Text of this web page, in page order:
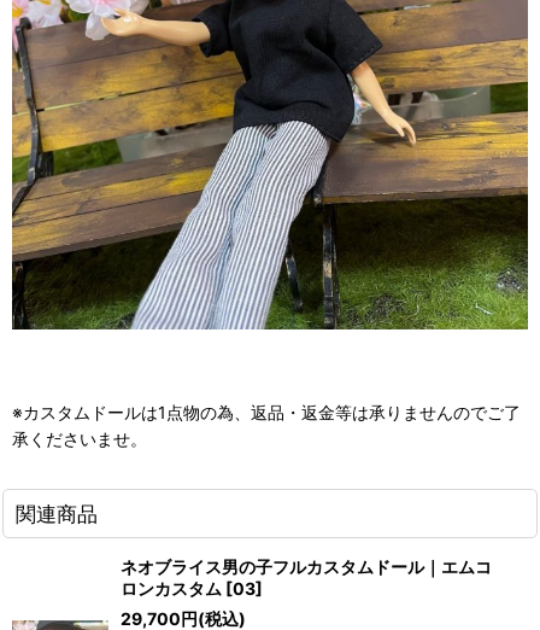
※カスタムドールは1点物の為、返品・返金等は承りませんのでご了
承くださいませ。
関連商品
ネオブライス男の子フルカスタムドール｜エムコ
ロンカスタム [03]
29,700円(税込)